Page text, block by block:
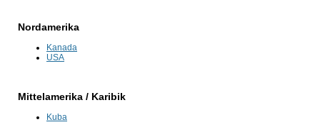
Nordamerika
Kanada
USA
Mittelamerika / Karibik
Kuba